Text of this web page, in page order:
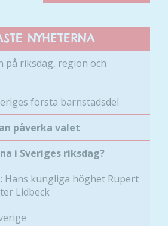
NYHETERNA
på riksdag, region och
första barnstadsdel
påverka valet
i Sveriges riksdag?
Hans kungliga höghet Rupert
Lidbeck
Nödvändiga
Dessa kakor
välja bort. De
behövs för
att hemsidan
över huvud
taget ska
fungera.
För att vi ska